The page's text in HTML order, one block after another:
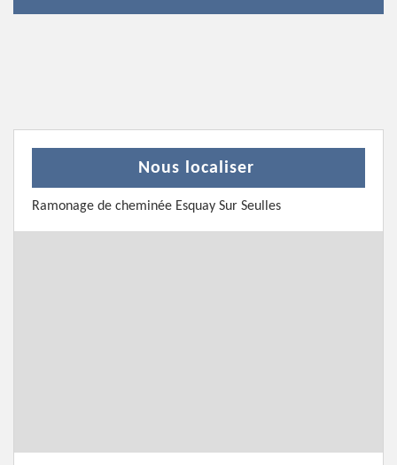
Nous localiser
Ramonage de cheminée Esquay Sur Seulles